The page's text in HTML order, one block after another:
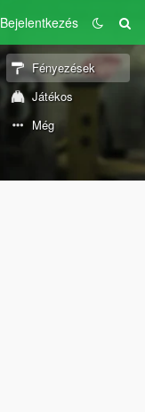
Bejelentkezés
Fényezések
Játékos
Még